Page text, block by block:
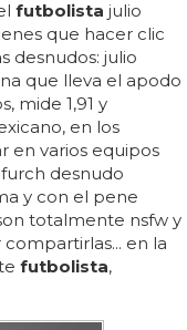
futbolista julio
que hacer clic
s desnudos: julio
que lleva el apodo
mide 1,91 y
en los
en varios equipos
furch desnudo
y con el pene
totalmente nsfw y
en la
futbolista,